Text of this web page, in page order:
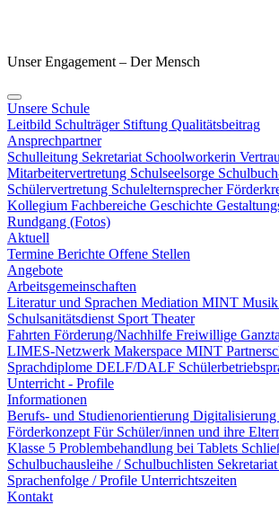
Unser Engagement – Der Mensch
Unsere Schule
Leitbild Schulträger Stiftung Qualitätsbeitrag
Ansprechpartner
Schulleitung Sekretariat Schoolworkerin
Mitarbeitervertretung Schulseelsorge
Schülervertretung Schulelternsprecher
Kollegium Fachbereiche Geschichte
Rundgang (Fotos)
Aktuell
Termine Berichte Offene Stellen
Angebote
Arbeitsgemeinschaften
Literatur und Sprachen Mediation MINT Musik
Schulsanitätsdienst Sport Theater
Fahrten Förderung/Nachhilfe Freiwillige
LIMES-Netzwerk Makerspace MINT
Sprachdiplome DELF/DALF
Unterricht - Profile
Informationen
Berufs- und Studienorientierung Digitalisierung
Förderkonzept Für Schüler/innen und ihre
Klasse 5 Problembehandlung bei Tablets
Schulbuchausleihe / Schulbuchlisten
Sprachenfolge / Profile Unterrichtszeiten
Kontakt